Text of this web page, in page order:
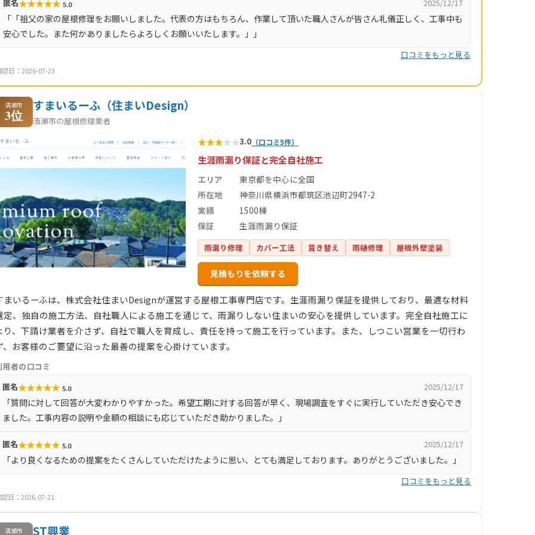
匿名★★★★★ 5.0 2025/12/17
「「祖父の家の屋根修理をお願いしました。代表の方はもちろん、作業して頂いた職人さんが皆さん礼儀正しく、工事中も
安心でした。また何かありましたらよろしくお願いいたします。」」
口コミをもっと見る
認日：2026-07-23
清瀬市
3位
すまいるーふ（住まいDesign）
清瀬市の屋根修理業者
★★★★★3.0 （口コミ5件）
生涯雨漏り保証と完全自社施工
エリア
東京都を中心に全国
所在地
神奈川県横浜市都筑区池辺町2947-2
実績
1500棟
保証
生涯雨漏り保証
雨漏り修理 カバー工法 葺き替え 雨樋修理 屋根外壁塗装
見積もりを依頼する
まいるーふは、株式会社住まいDesignが運営する屋根工事専門店です。生涯雨漏り保証を提供しており、最適な材料
定、独自の施工方法、自社職人による施工を通じて、雨漏りしない住まいの安心を提供しています。完全自社施工に
り、下請け業者を介さず、自社で職人を育成し、責任を持って施工を行っています。また、しつこい営業を一切行わ
、お客様のご要望に沿った最善の提案を心掛けています。
用者の口コミ
匿名★★★★★ 5.0 2025/12/17
「質問に対して回答が大変わかりやすかった。希望工期に対する回答が早く、現場調査をすぐに実行していただき安心でき
ました。工事内容の説明や金額の相談にも応じていただき助かりました。」
匿名★★★★★ 5.0 2025/12/17
「より良くなるための提案をたくさんしていただけたように思い、とても満足しております。ありがとうございました。」
口コミをもっと見る
日：2026-07-21
清瀬市 ST興業